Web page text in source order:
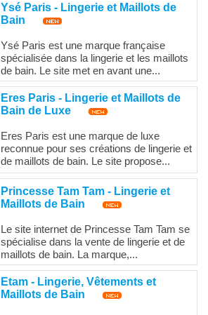
Ysé Paris - Lingerie et Maillots de
Bain
Ysé Paris est une marque française
spécialisée dans la lingerie et les maillots
de bain. Le site met en avant une...
Eres Paris - Lingerie et Maillots de
Bain de Luxe
Eres Paris est une marque de luxe
reconnue pour ses créations de lingerie et
de maillots de bain. Le site propose...
Princesse Tam Tam - Lingerie et
Maillots de Bain
Le site internet de Princesse Tam Tam se
spécialise dans la vente de lingerie et de
maillots de bain. La marque,...
Etam - Lingerie, Vêtements et
Maillots de Bain